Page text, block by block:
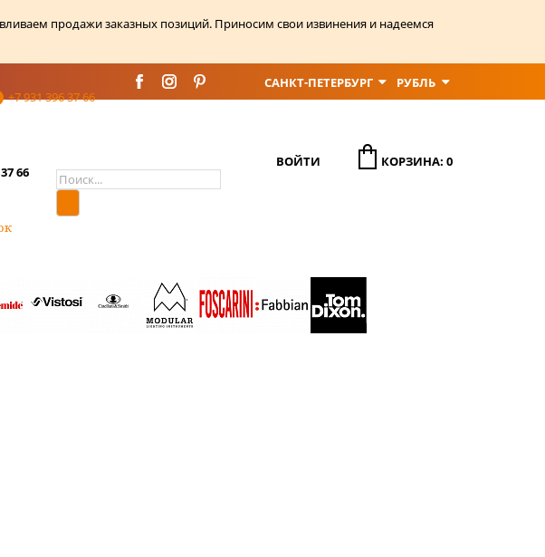
продажи заказных позиций. Приносим свои извинения и надеемся
+7 931 396 37 66
САНКТ-ПЕТЕРБУРГ РУБЛЬ
66
ВОЙТИ КОРЗИНА: 0